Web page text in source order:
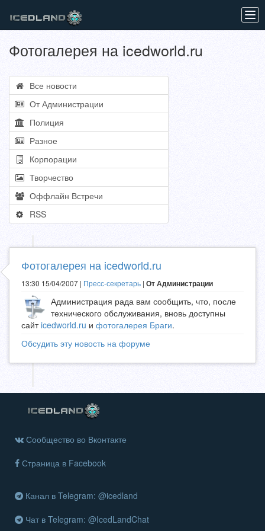
Фотогалерея на icedworld.ru
Все новости
От Администрации
Полиция
Разное
Корпорации
Творчество
Оффлайн Встречи
RSS
Фотогалерея на icedworld.ru
13:30 15/04/2007 | Пресс-секретарь | От Администрации
Администрация рада вам сообщить, что, после
технического обслуживания, вновь доступны
сайтicedworld.ru и фотогалерея Браги.
Обсудить эту новость на форуме
Сообщество во Вконтакте
Страница в Facebook
Канал в Telegram: @icedland
Чат в Telegram: @IcedLandChat